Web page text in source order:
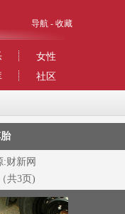
导航 - 收藏
女性
社区
:财新网
（共3页)